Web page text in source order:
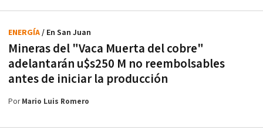
Mineras del "Vaca Muerta del cobre"
adelantarán u$s250 M no reembolsables
antes de iniciar la producción
ENERGÍA/ En San Juan
PorMario Luis Romero